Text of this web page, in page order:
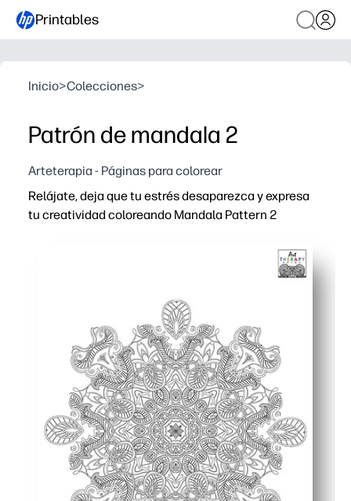
Printables
Inicio>Colecciones>
Patrón de mandala 2
Arteterapia - Páginas para colorear
Relájate, deja que tu estrés desaparezca y expresa
tu creatividad coloreando Mandala Pattern 2